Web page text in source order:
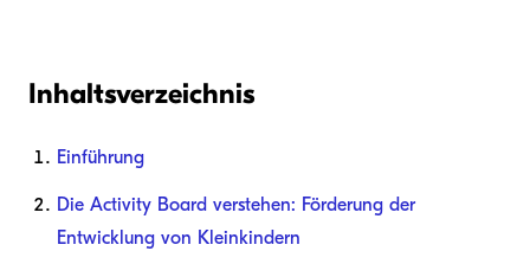
Inhaltsverzeichnis
Einführung
Die Activity Board verstehen: Förderung der
Entwicklung von Kleinkindern